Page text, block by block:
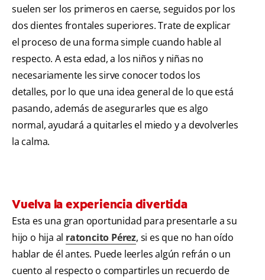
suelen ser los primeros en caerse, seguidos por los
dos dientes frontales superiores. Trate de explicar
el proceso de una forma simple cuando hable al
respecto. A esta edad, a los niños y niñas no
necesariamente les sirve conocer todos los
detalles, por lo que una idea general de lo que está
pasando, además de asegurarles que es algo
normal, ayudará a quitarles el miedo y a devolverles
la calma.
Vuelva la experiencia divertida
Esta es una gran oportunidad para presentarle a su
hijo o hija al ratoncito Pérez, si es que no han oído
hablar de él antes. Puede leerles algún refrán o un
cuento al respecto o compartirles un recuerdo de